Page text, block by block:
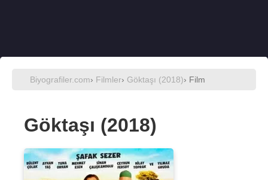
Biyografiler.com› Filmler› Göktaşı (2018)› Film
Göktaşı (2018)